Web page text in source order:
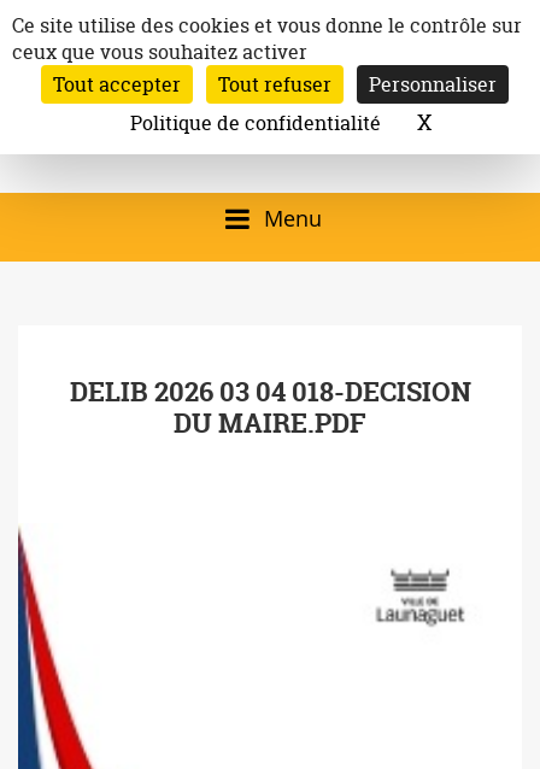
au
contenu
Ville de
Launaguet
Site officiel de la
Mairie de
Launaguet (31140)
qui présente la ville,
programmation
culturelle, la vie
Inscription à la newsletter
Email:
Rechercher
Menu
DELIB 2026 03 04 018-DECISION
DU MAIRE.PDF
Panneau de gestion des cookies
Ce site utilise des cookies et vous donne le contrôle sur
ceux que vous souhaitez activer
Tout accepter
Tout refuser
Personnaliser
Politique de confidentialité
XMasquer